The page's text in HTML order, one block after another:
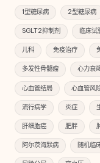
1型糖尿病 2型糖尿病
SGLT2抑制剂 临床试
儿科 免疫治疗
多发性骨髓瘤 心力衰
心血管结局 心血管风
流行病学 炎症
肝细胞癌 肥胖
阿尔茨海默病 随机临